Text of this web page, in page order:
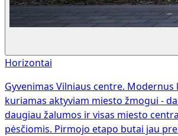
Horizontai
Gyvenimas Vilniaus centre. Modernus
kuriamas aktyviam miesto žmogui -
daugiau žalumos ir visas miesto
pėsčiomis. Pirmojo etapo butai jau